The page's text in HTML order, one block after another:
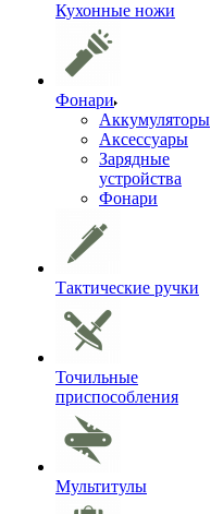
Кухонные ножи
Фонари
Аккумуляторы
Аксессуары
Зарядные
устройства
Фонари
Тактические ручки
Точильные
приспособления
Мультитулы